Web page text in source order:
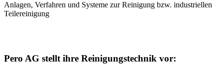
Anlagen, Verfahren und Systeme zur Reinigung bzw. industriellen
Teilereinigung
Pero AG stellt ihre Reinigungstechnik vor: